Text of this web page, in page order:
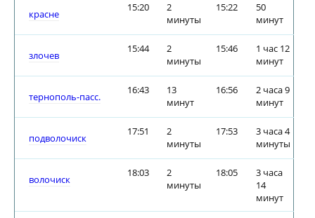
красне
15:20
2
минуты
15:22
50
минут
злочев
15:44
2
минуты
15:46
1 час 12
минут
тернополь-пасс.
16:43
13
минут
16:56
2 часа 9
минут
подволочиск
17:51
2
минуты
17:53
3 часа 4
минуты
волочиск
18:03
2
минуты
18:05
3 часа
14
минут